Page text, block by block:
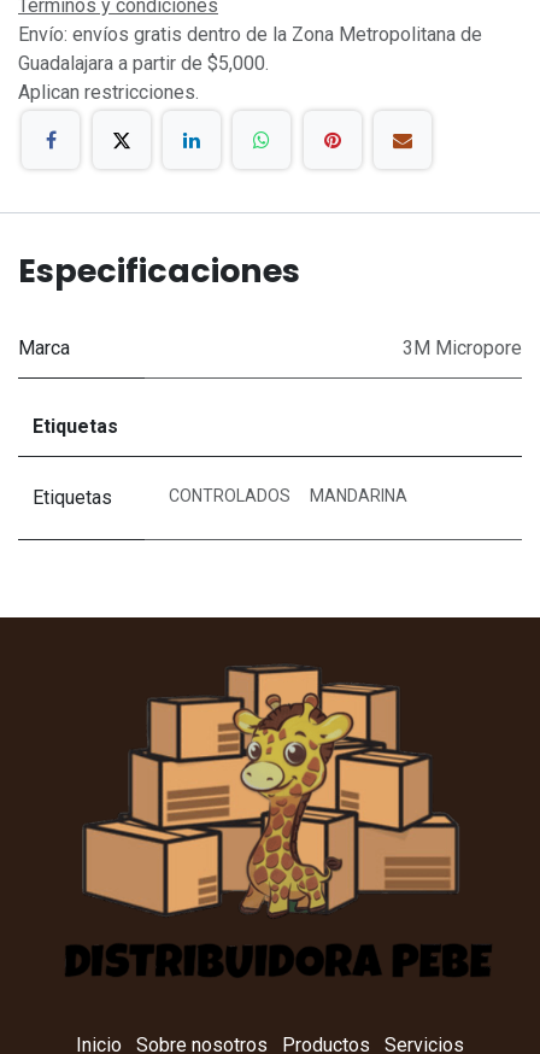
Términos y condiciones
Envío: envíos gratis dentro de la Zona Metropolitana de
Guadalajara a partir de $5,000.
Aplican restricciones.
Especificaciones
Marca 3M Micropore
Etiquetas
Etiquetas CONTROLADOS MANDARINA
Inicio Sobre nosotros Productos Servicios